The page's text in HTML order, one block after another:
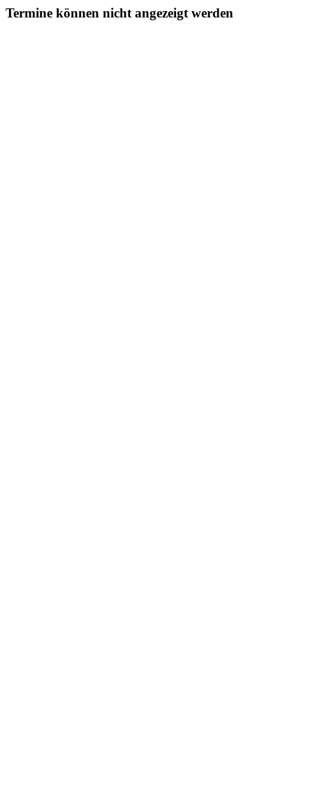
Termine können nicht angezeigt werden